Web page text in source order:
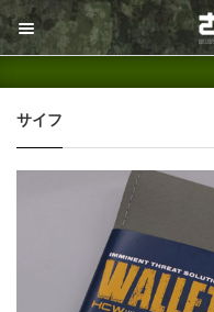
サイフ